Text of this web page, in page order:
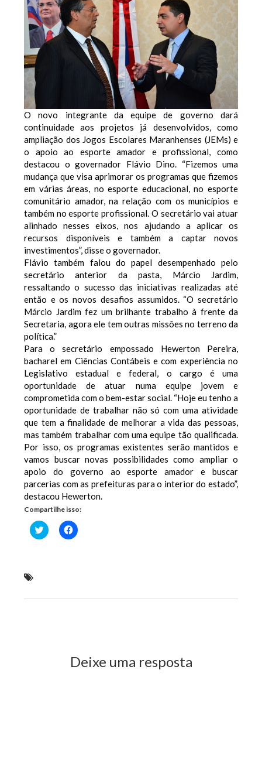
O novo integrante da equipe de governo dará
continuidade aos projetos já desenvolvidos, como
ampliação dos Jogos Escolares Maranhenses (JEMs) e
o apoio ao esporte amador e profissional, como
destacou o governador Flávio Dino. “Fizemos uma
mudança que visa aprimorar os programas que fizemos
em várias áreas, no esporte educacional, no esporte
comunitário amador, na relação com os municípios e
também no esporte profissional. O secretário vai atuar
alinhado nesses eixos, nos ajudando a aplicar os
recursos disponíveis e também a captar novos
investimentos”, disse o governador.
Flávio também falou do papel desempenhado pelo
secretário anterior da pasta, Márcio Jardim,
ressaltando o sucesso das iniciativas realizadas até
então e os novos desafios assumidos. “O secretário
Márcio Jardim fez um brilhante trabalho à frente da
Secretaria, agora ele tem outras missões no terreno da
política.”
Para o secretário empossado Hewerton Pereira,
bacharel em Ciências Contábeis e com experiência no
Legislativo estadual e federal, o cargo é uma
oportunidade de atuar numa equipe jovem e
comprometida com o bem-estar social. “Hoje eu tenho a
oportunidade de trabalhar não só com uma atividade
que tem a finalidade de melhorar a vida das pessoas,
mas também trabalhar com uma equipe tão qualificada.
Por isso, os programas existentes serão mantidos e
vamos buscar novas possibilidades como ampliar o
apoio do governo ao esporte amador e buscar
parcerias com as prefeituras para o interior do estado”,
destacou Hewerton.
Compartilhe isso:
Clique
para
Clique
para
Deixe uma resposta